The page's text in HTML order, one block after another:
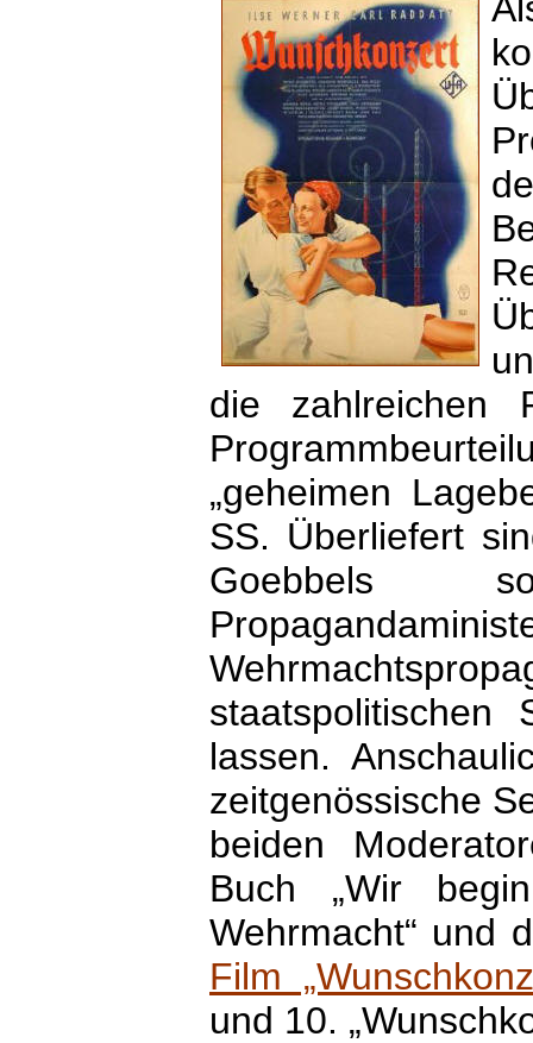
die zahlreichen
„geheimen
SS. Überliefert
Goebbels
staatspolitischen
lassen.
zeitgenössische
beiden
Buch „Wir
Wehrmacht“ und
Film
und 10.